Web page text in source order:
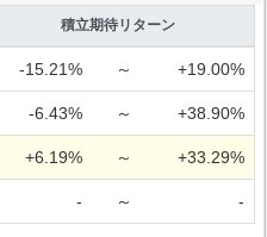
積立期待リターン
-15.21% ～ +19.00%
-6.43% ～ +38.90%
+6.19% ～ +33.29%
- ～ -